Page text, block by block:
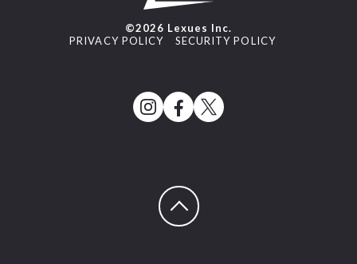
©2026 Lexues Inc.
PRIVACY POLICY
SECURITY POLICY
ページトップへ戻る